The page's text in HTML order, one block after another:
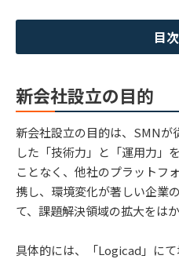
目次
新会社設立の目的
新会社設立の目的は、SMNが
した「技術力」と「運用力」
ことなく、他社のプラットフ
携し、環境変化が著しい企業
て、課題解決領域の拡大をはか
具体的には、「Logicad」に